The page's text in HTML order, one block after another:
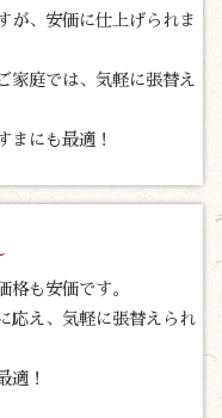
が、安価に仕上げられま
家庭では、気軽に張替え
まにも最適！
格も安価です。
応え、気軽に張替えられ
適！